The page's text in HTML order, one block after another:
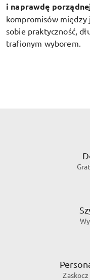
i naprawdę
kompromisów między
sobie praktyczność,
trafionym wyborem.